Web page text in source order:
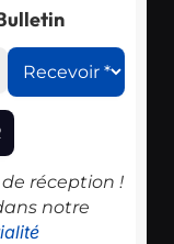
réception !
notre